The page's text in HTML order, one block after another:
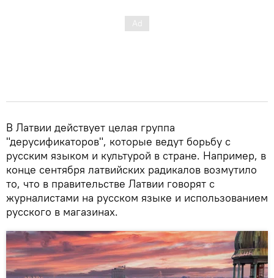
В Латвии действует целая группа
"дерусификаторов", которые ведут борьбу с
русским языком и культурой в стране. Например, в
конце сентября латвийских радикалов возмутило
то, что в правительстве Латвии говорят с
журналистами на русском языке и использованием
русского в магазинах.